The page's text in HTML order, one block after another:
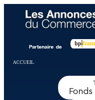
ACCUEIL
Panneau de gestion des